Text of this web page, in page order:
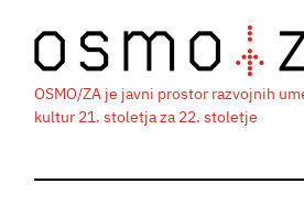
OSMO/ZA je javni prostor razvojnih
kultur 21. stoletja za 22. stoletje